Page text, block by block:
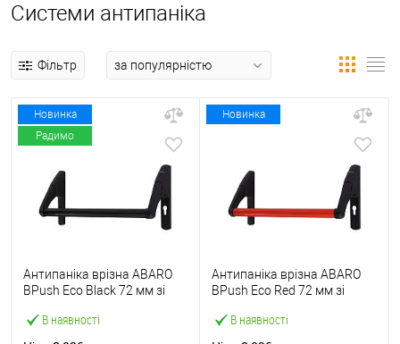
Системи антипаніка
Фільтр
Новинка
Радимо
В наявності
Антипаніка врізна ABARO
BPush Eco Black 72 мм зі
Новинка
В наявності
Антипаніка врізна ABARO
BPush Eco Red 72 мм зі